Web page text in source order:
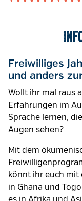
Freiwilliges
und anders
Wollt ihr mal raus
Erfahrungen im
Sprache lernen,
Augen sehen?
Mit dem
könnt ihr euch mit
in Ghana und